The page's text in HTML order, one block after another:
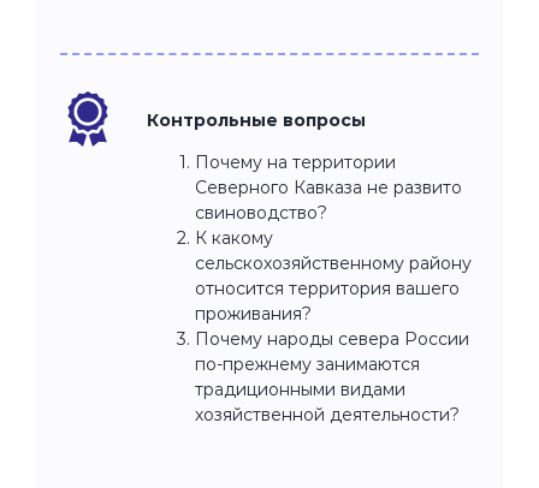
Контрольные вопросы
Почему на территории
Северного Кавказа не развито
свиноводство?
К какому
сельскохозяйственному району
относится территория вашего
проживания?
Почему народы севера России
по-прежнему занимаются
традиционными видами
хозяйственной деятельности?